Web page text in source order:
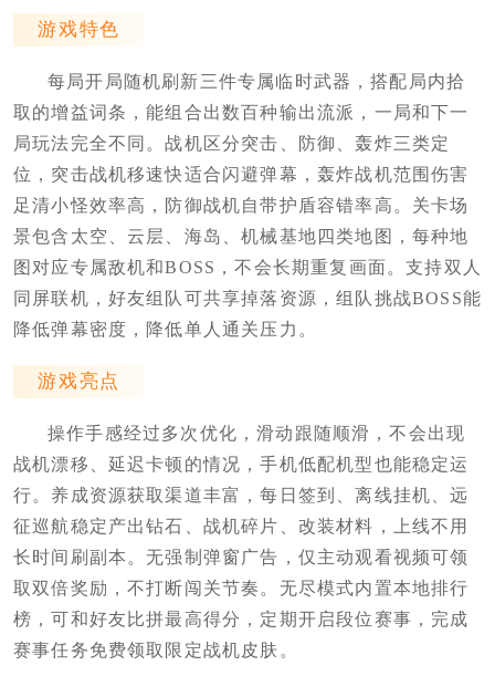
游戏特色
每局开局随机刷新三件专属临时武器，搭配局内拾
取的增益词条，能组合出数百种输出流派，一局和下一
局玩法完全不同。战机区分突击、防御、轰炸三类定
位，突击战机移速快适合闪避弹幕，轰炸战机范围伤害
足清小怪效率高，防御战机自带护盾容错率高。关卡场
景包含太空、云层、海岛、机械基地四类地图，每种地
图对应专属敌机和BOSS，不会长期重复画面。支持双人
同屏联机，好友组队可共享掉落资源，组队挑战BOSS能
降低弹幕密度，降低单人通关压力。
游戏亮点
操作手感经过多次优化，滑动跟随顺滑，不会出现
战机漂移、延迟卡顿的情况，手机低配机型也能稳定运
行。养成资源获取渠道丰富，每日签到、离线挂机、远
征巡航稳定产出钻石、战机碎片、改装材料，上线不用
长时间刷副本。无强制弹窗广告，仅主动观看视频可领
取双倍奖励，不打断闯关节奏。无尽模式内置本地排行
榜，可和好友比拼最高得分，定期开启段位赛事，完成
赛事任务免费领取限定战机皮肤。